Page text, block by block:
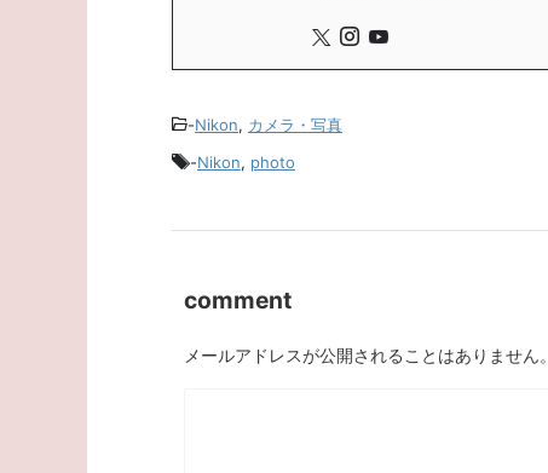
-Nikon, カメラ・写真
-Nikon, photo
comment
メールアドレスが公開されることはありません。